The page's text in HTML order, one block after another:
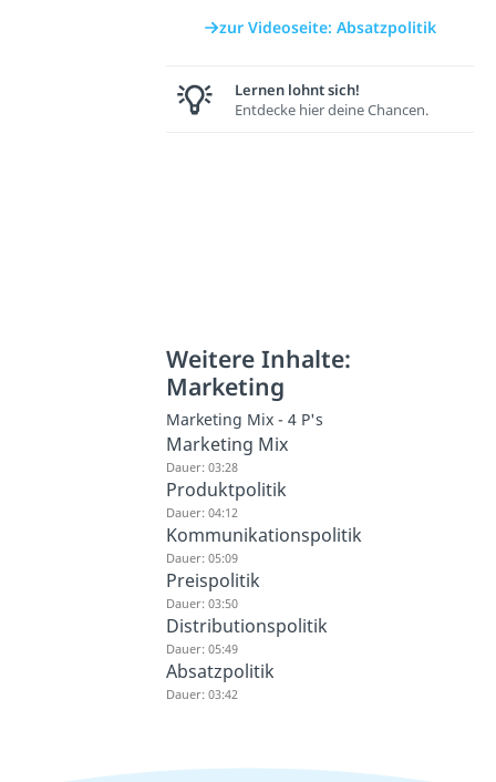
zur Videoseite: Absatzpolitik
Lernen lohnt sich!
Entdecke hier deine Chancen.
Weitere Inhalte:
Marketing
Marketing Mix - 4 P's
Marketing Mix
Dauer: 03:28
Produktpolitik
Dauer: 04:12
Kommunikationspolitik
Dauer: 05:09
Preispolitik
Dauer: 03:50
Distributionspolitik
Dauer: 05:49
Absatzpolitik
Dauer: 03:42